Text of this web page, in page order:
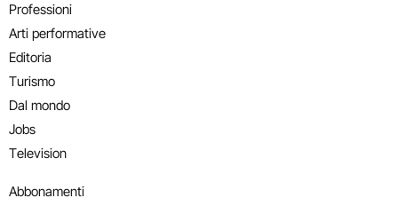
Professioni
Arti performative
Editoria
Turismo
Dal mondo
Jobs
Television
Abbonamenti